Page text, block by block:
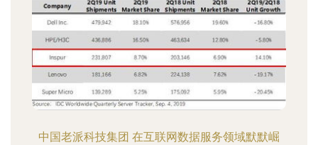
中国老派科技集团 在互联网数据服务领域默默崛